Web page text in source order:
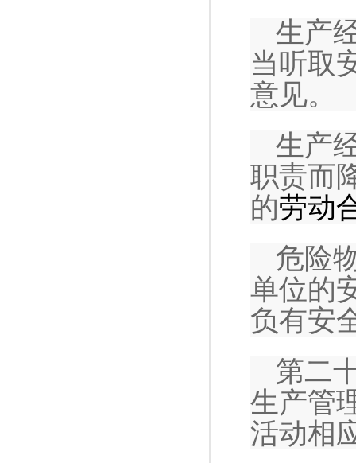
生产
当听取
意见。
生产
职责而
的劳动
危险
单位的
负有安
第二
生产管
活动相